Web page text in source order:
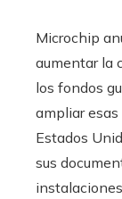
Microchip
aumentar la
los fondos
ampliar esas
Estados
sus